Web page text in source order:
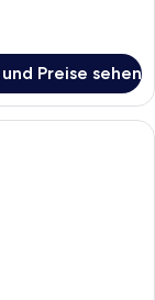
Preise sehen
Meerblick |